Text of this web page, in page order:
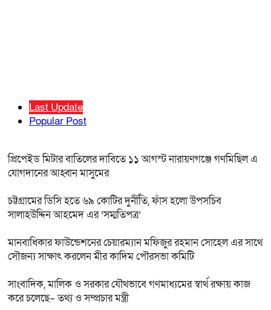
Last Update
Popular Post
প্রিপেইড মিটার বাতিলের দাবিতে ১১ আগস্ট নারায়ণগঞ্জে গণমিছিল এ
যোগদানের আহ্বান মাসুমের
চট্টগ্রামের ডিসি হতে ৬৯ কোটির দুর্নীতি, ফাঁস হলো উপসচিব
সালাহউদ্দিন আহমেদ এর ‘সম্মতিপত্র’
মানবাধিকার ফাউন্ডেশনের চেয়ারম্যান মফিজুর রহমান সোহেল এর সাথে
সৌজন্য সাক্ষাৎ করলেন মীর কাদিম পৌরসভা কমিটি
সাংবাদিক, মালিক ও সরকার যৌথভাবে গণমাধ্যমের স্বার্থ রক্ষায় কাজ
করে চলেছে– তথ্য ও সম্প্রচার মন্ত্রী